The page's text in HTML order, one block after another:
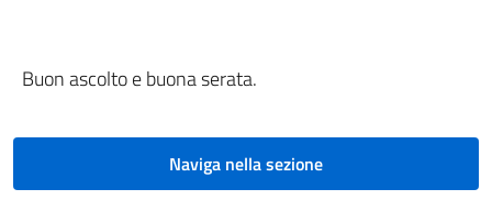
Buon ascolto e buona serata.
Naviga nella sezione